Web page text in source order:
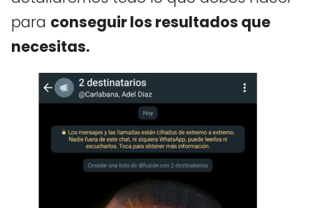
para conseguir los resultados que
necesitas.